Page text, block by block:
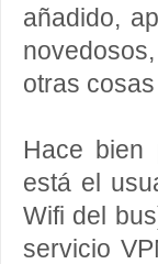
añadido,
otras cosas
Hace bien
está el
Wifi del
servicio